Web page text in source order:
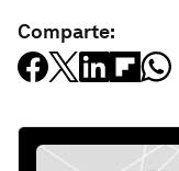
Comparte: